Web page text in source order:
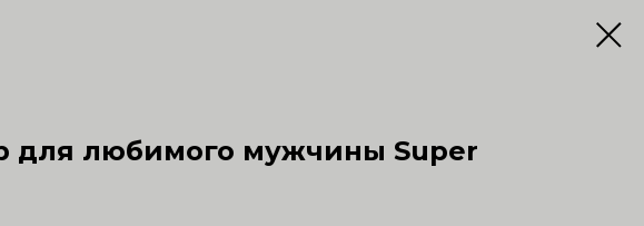
для любимого мужчины Super